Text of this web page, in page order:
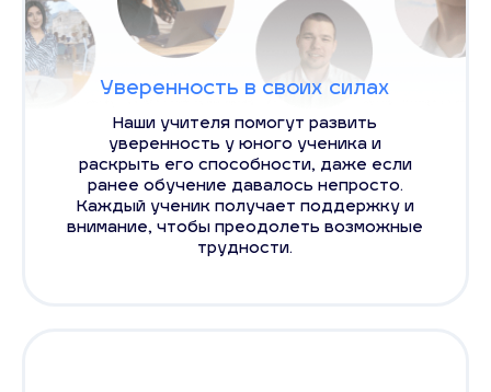
Уверенность в своих силах
Наши учителя помогут развить
уверенность у юного ученика и
раскрыть его способности, даже если
ранее обучение давалось непросто.
Каждый ученик получает поддержку и
внимание, чтобы преодолеть возможные
трудности.